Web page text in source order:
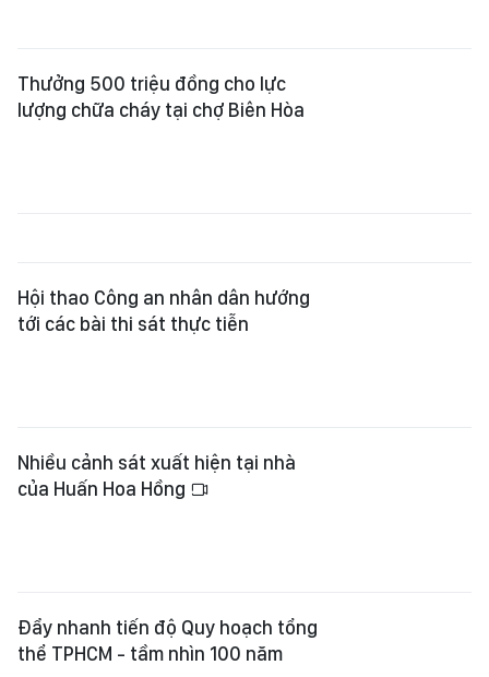
Thưởng 500 triệu đồng cho lực
lượng chữa cháy tại chợ Biên Hòa
Hội thao Công an nhân dân hướng
tới các bài thi sát thực tiễn
Nhiều cảnh sát xuất hiện tại nhà
của Huấn Hoa Hồng
Đẩy nhanh tiến độ Quy hoạch tổng
thể TPHCM - tầm nhìn 100 năm